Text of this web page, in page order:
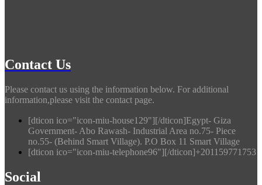
Contact Us
Please contact us using the information below. For additional
information,please visit the contact page.
[dticon ico="icon-miu-house129"][/dticon]Egypt- Giza
Government- Abo Rawash- Industrial Area no.75- Piece
no.55- (Behind Smart Village). P.O Box 11 Smart Village
[dticon ico="icon-miu-telephone96"][/dticon]+201159771753
Social